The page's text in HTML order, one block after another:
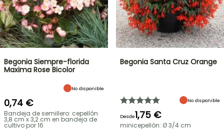
Begonia Siempre-florida
Maxima Rose Bicolor
No disponible
0,74 €
Bandeja de semillero: cepellón
3,8 cm x 3,2 cm en bandeja de
cultivo por 16
Begonia Santa Cruz Orange
No disponible
Desde1,75 €
minicepellón: Ø 3/4 cm